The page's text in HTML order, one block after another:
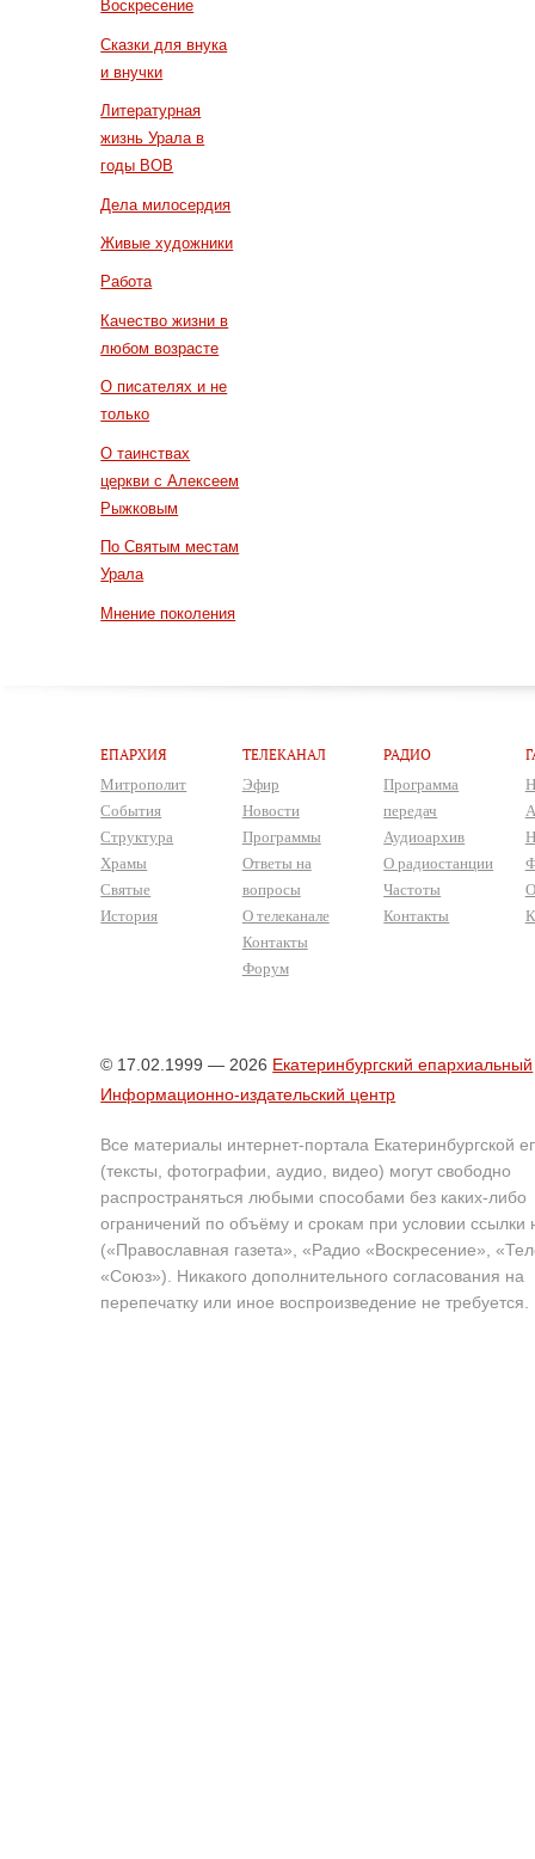
Воскресение
Сказки для внука
и внучки
Литературная
жизнь Урала в
годы ВОВ
Дела милосердия
Живые художники
Работа
Качество жизни в
любом возрасте
О писателях и не
только
О таинствах
церкви с Алексеем
Рыжковым
По Святым местам
Урала
Мнение поколения
ЕПАРХИЯ
Митрополит
События
Структура
Храмы
Святые
История
ТЕЛЕКАНАЛ
Эфир
Новости
Программы
Ответы на
вопросы
О телеканале
Контакты
Форум
РАДИО
Программа
передач
Аудиоархив
О радиостанции
Частоты
Контакты
© 17.02.1999 — 2026 Екатеринбургский епархиальный
Информационно-издательский центр
Все материалы интернет-портала Екатеринбургской
(тексты, фотографии, аудио, видео) могут свободно
распространяться любыми способами без каких-либо
ограничений по объёму и срокам при условии ссылки
(«Православная газета», «Радио «Воскресение»,
«Союз»). Никакого дополнительного согласования на
перепечатку или иное воспроизведение не требуется.